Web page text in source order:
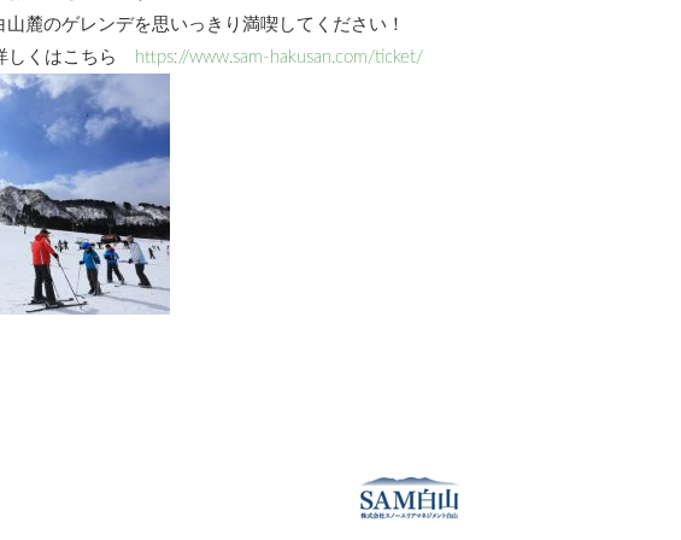
麓のゲレンデを思いっきり満喫してください！
しくはこちら https://www.sam-hakusan.com/ticket/